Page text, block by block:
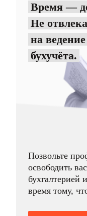
Время —
Не
на ведение
бухучёта.
Позвольте
освободить
бухгалтерией
время тому,